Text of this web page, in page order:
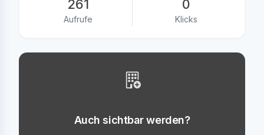
261
Aufrufe
0
Klicks
Auch sichtbar werden?